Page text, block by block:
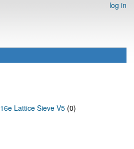
log in
16e Lattice Sieve V5 (0)